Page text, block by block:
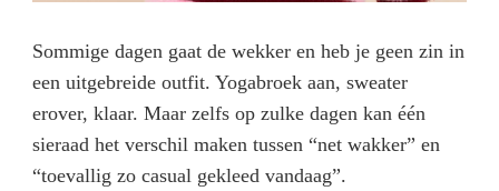
Sommige dagen gaat de wekker en heb je geen zin in
een uitgebreide outfit. Yogabroek aan, sweater
erover, klaar. Maar zelfs op zulke dagen kan één
sieraad het verschil maken tussen “net wakker” en
“toevallig zo casual gekleed vandaag”.